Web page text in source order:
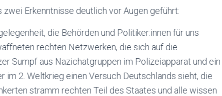
zwei Erkenntnisse deutlich vor Augen geführt:
die Behörden und Politiker:innen für uns
rechten Netzwerken, die sich auf die
Sumpf aus Nazichatgruppen im Polizeiapparat und ein
im 2. Weltkrieg einen Versuch Deutschlands sieht, die
stramm rechten Teil des Staates und alle wissen